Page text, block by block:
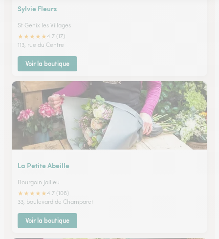
Sylvie Fleurs
St Genix les Villages
★★★★★4.7 (17)
113, rue du Centre
Voir la boutique
La Petite Abeille
Bourgoin Jallieu
★★★★★4.7 (108)
33, boulevard de Champaret
Voir la boutique